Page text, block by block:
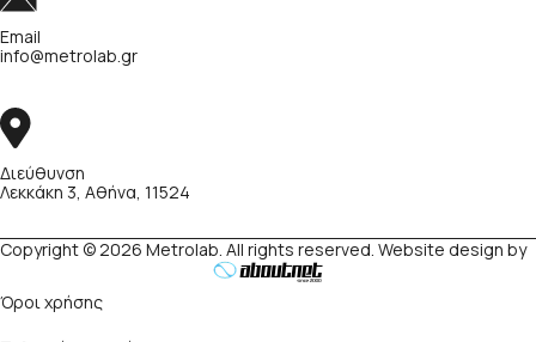
Email
info@metrolab.gr
Διεύθυνση
Λεκκάκη 3, Αθήνα, 11524
Copyright © 2026 Metrolab. All rights reserved. Website design by
Όροι χρήσης